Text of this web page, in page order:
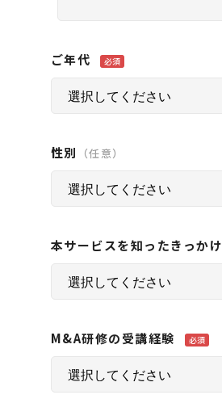
ご年代 必須
性別 （任意）
本サービスを知ったきっかけ
M&A研修の受講経験 必須